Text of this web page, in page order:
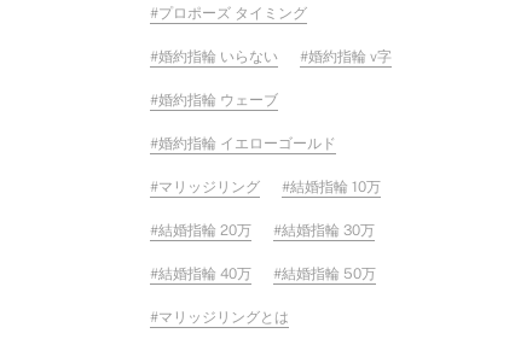
プロポーズ タイミング
婚約指輪 いらない 婚約指輪 v字
婚約指輪 ウェーブ
婚約指輪 イエローゴールド
マリッジリング 結婚指輪 10万
結婚指輪 20万 結婚指輪 30万
結婚指輪 40万 結婚指輪 50万
マリッジリングとは